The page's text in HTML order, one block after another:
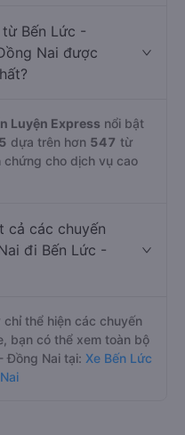
Bến Lức -
Nai được
Luyện Express nổi bật
dựa trên hơn 547 từ
chứng cho dịch vụ cao
cả các chuyến
đi Bến Lức -
thể hiện các chuyến
bạn có thể xem toàn bộ
Đồng Nai tại: Xe Bến Lức